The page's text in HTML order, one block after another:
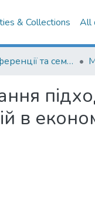
& Collections All
012. Конференції та семінари НаУКМА
в